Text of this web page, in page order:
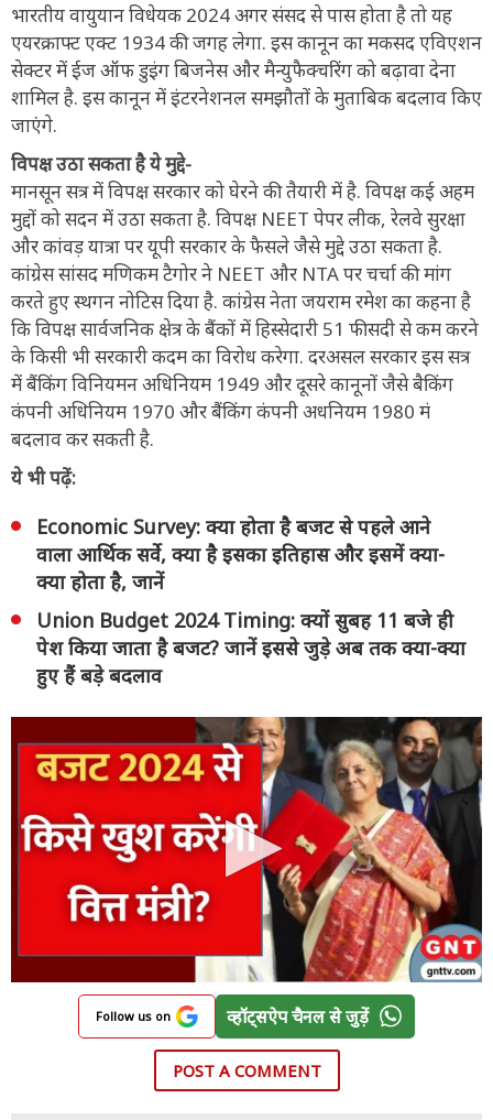
भारतीय वायुयान विधेयक 2024 अगर संसद से पास होता है तो यह
एयरक्राफ्ट एक्ट 1934 की जगह लेगा. इस कानून का मकसद एविएशन
सेक्टर में ईज ऑफ डुइंग बिजनेस और मैन्युफैक्चरिंग को बढ़ावा देना
शामिल है. इस कानून में इंटरनेशनल समझौतों के मुताबिक बदलाव किए
जाएंगे.
विपक्ष उठा सकता है ये मुद्दे-
मानसून सत्र में विपक्ष सरकार को घेरने की तैयारी में है. विपक्ष कई अहम
मुद्दों को सदन में उठा सकता है. विपक्ष NEET पेपर लीक, रेलवे सुरक्षा
और कांवड़ यात्रा पर यूपी सरकार के फैसले जैसे मुद्दे उठा सकता है.
कांग्रेस सांसद मणिकम टैगोर ने NEET और NTA पर चर्चा की मांग
करते हुए स्थगन नोटिस दिया है. कांग्रेस नेता जयराम रमेश का कहना है
कि विपक्ष सार्वजनिक क्षेत्र के बैंकों में हिस्सेदारी 51 फीसदी से कम करने
के किसी भी सरकारी कदम का विरोध करेगा. दरअसल सरकार इस सत्र
में बैंकिंग विनियमन अधिनियम 1949 और दूसरे कानूनों जैसे बैकिंग
कंपनी अधिनियम 1970 और बैंकिंग कंपनी अधनियम 1980 मं
बदलाव कर सकती है.
ये भी पढ़ें:
Economic Survey: क्या होता है बजट से पहले आने
वाला आर्थिक सर्वे, क्या है इसका इतिहास और इसमें क्या-
क्या होता है, जानें
Union Budget 2024 Timing: क्यों सुबह 11 बजे ही
पेश किया जाता है बजट? जानें इससे जुड़े अब तक क्या-क्या
हुए हैं बड़े बदलाव
Follow us on व्हॉट्सऐप चैनल से जुड़ें
POST A COMMENT